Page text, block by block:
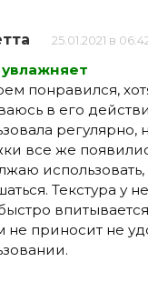
25.01.2021 в
увлажняет
понравился,
в его
регулярно,
все же
Текстура у
не приносит не